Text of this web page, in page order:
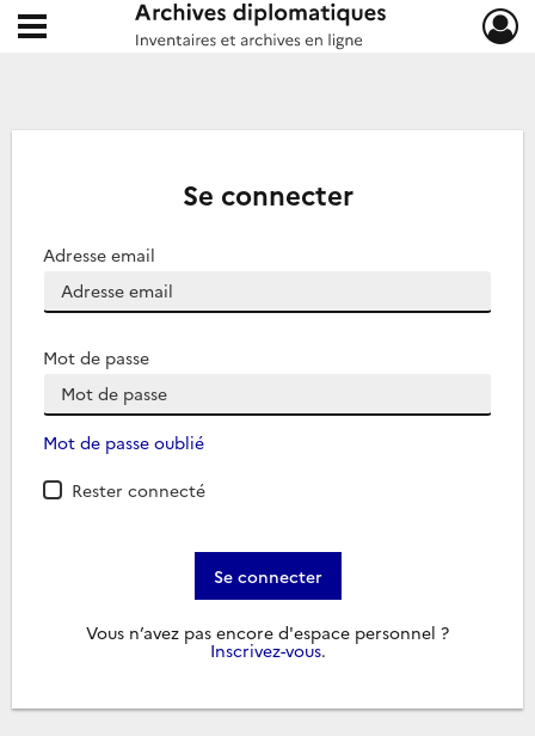
Archives diplomatiques
Ouvrir le menu déroulant
Se connecter
Adresse email
Mot de passe
Mot de passe oublié
Rester connecté
Se connecter
Vous n’avez pas encore d'espace personnel ?
Inscrivez-vous.